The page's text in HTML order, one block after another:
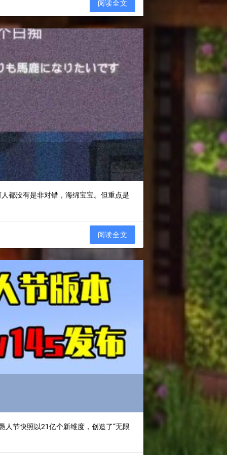
阅读全文
都没有是非对错，海绵宝宝。但重点是
阅读全文
节快照以21亿个新维度，创造了“无限